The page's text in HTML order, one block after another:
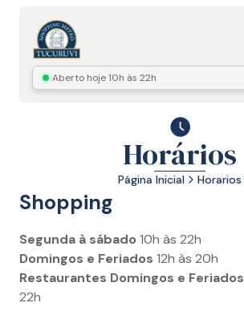
Aberto hoje10h às 22h
Horários
Página Inicial Horarios
Shopping
Segunda à sábado 10h às 22h
Domingos e Feriados 12h às 20h
Restaurantes Domingos e Feriados
22h